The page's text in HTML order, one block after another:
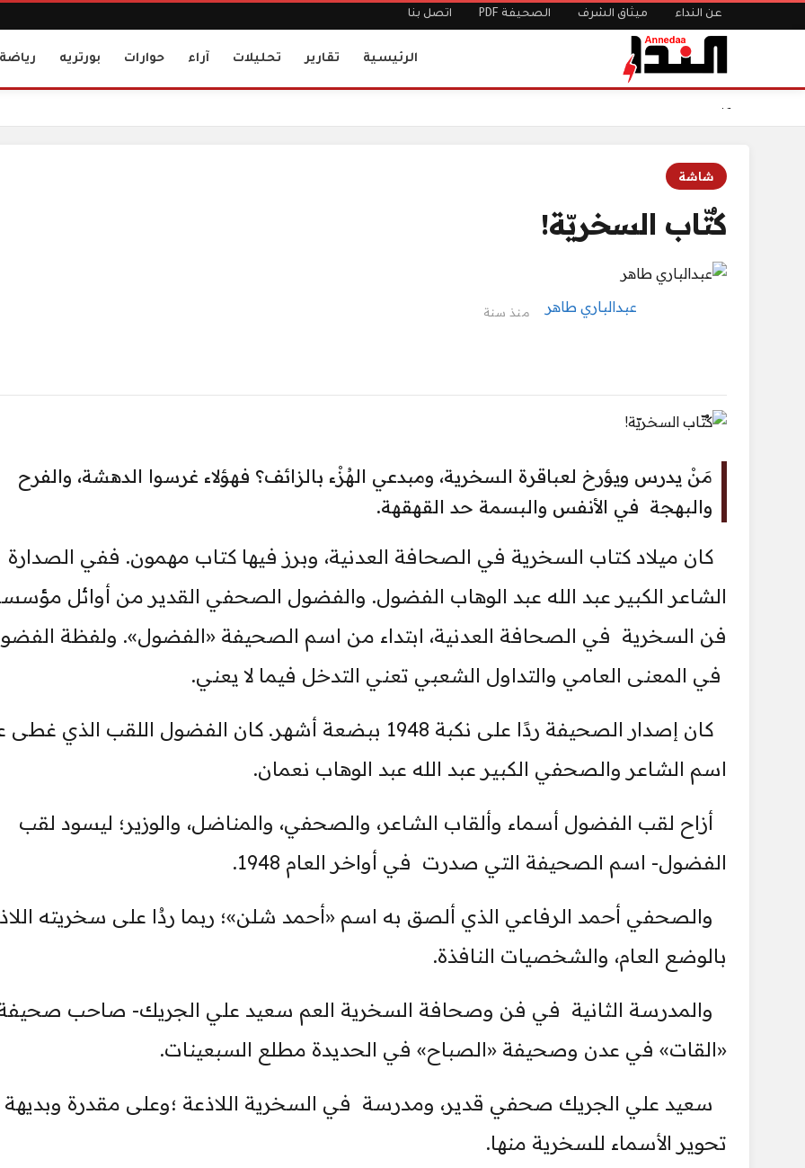
عن النداء ميثاق الشرف الصحيفة PDF اتصل بنا
الرئيسية تقارير تحليلات آراء حوارات بورتريه رياضة
شاشة
كُتّاب السخريّة!
عبدالباري طاهر منذ سنة
مَنْ يدرس ويؤرخ لعباقرة السخرية، ومبدعي الهُزْء بالزائف؟ فهؤلاء غرسوا الدهشة، والفرح
والبهجة في الأنفس والبسمة حد القهقهة.
كان ميلاد كتاب السخرية في الصحافة العدنية، وبرز فيها كتاب مهمون. ففي الصدارة
الشاعر الكبير عبد الله عبد الوهاب الفضول. والفضول الصحفي القدير من أوائل
فن السخرية في الصحافة العدنية، ابتداء من اسم الصحيفة «الفضول». ولفظة
في المعنى العامي والتداول الشعبي تعني التدخل فيما لا يعني.
كان إصدار الصحيفة ردًا على نكبة 1948 ببضعة أشهر. كان الفضول اللقب الذي
اسم الشاعر والصحفي الكبير عبد الله عبد الوهاب نعمان.
أزاح لقب الفضول أسماء وألقاب الشاعر، والصحفي، والمناضل، والوزير؛ ليسود لقب
الفضول- اسم الصحيفة التي صدرت في أواخر العام 1948.
والصحفي أحمد الرفاعي الذي ألصق به اسم «أحمد شلن»؛ ربما ردُا على سخريته
بالوضع العام، والشخصيات النافذة.
والمدرسة الثانية في فن وصحافة السخرية العم سعيد علي الجريك- صاحب
«القات» في عدن وصحيفة «الصباح» في الحديدة مطلع السبعينات.
سعيد علي الجريك صحفي قدير، ومدرسة في السخرية اللاذعة ؛وعلى مقدرة
تحوير الأسماء للسخرية منها.